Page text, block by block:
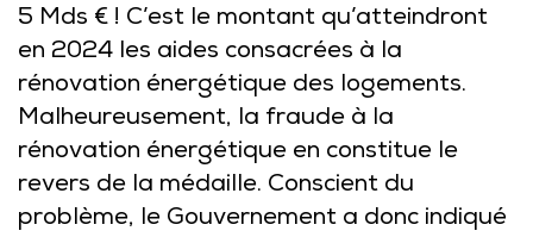
5 Mds € ! C’est le montant qu’atteindront
en 2024 les aides consacrées à la
rénovation énergétique des logements.
Malheureusement, la fraude à la
rénovation énergétique en constitue le
revers de la médaille. Conscient du
problème, le Gouvernement a donc indiqué